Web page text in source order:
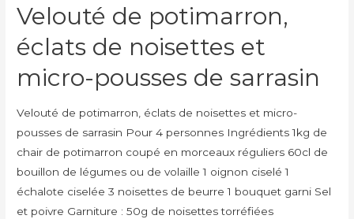
et
micropousses
et
Velouté de potimarron,
éclats de noisettes et
micro-pousses de sarrasin
Velouté de potimarron, éclats de noisettes et micro-
pousses de sarrasin Pour 4 personnes Ingrédients 1kg de
chair de potimarron coupé en morceaux réguliers 60cl de
bouillon de légumes ou de volaille 1 oignon ciselé 1
échalote ciselée 3 noisettes de beurre 1 bouquet garni Sel
et poivre Garniture : 50g de noisettes torréfiées